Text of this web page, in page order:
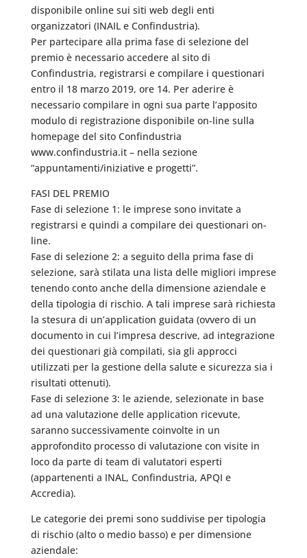
disponibile online sui siti web degli enti
organizzatori (INAIL e Confindustria).
Per partecipare alla prima fase di selezione del
premio è necessario accedere al sito di
Confindustria, registrarsi e compilare i questionari
entro il 18 marzo 2019, ore 14. Per aderire è
necessario compilare in ogni sua parte l’apposito
modulo di registrazione disponibile on-line sulla
homepage del sito Confindustria
www.confindustria.it – nella sezione
“appuntamenti/iniziative e progetti”.
FASI DEL PREMIO
Fase di selezione 1: le imprese sono invitate a
registrarsi e quindi a compilare dei questionari on-
line.
Fase di selezione 2: a seguito della prima fase di
selezione, sarà stilata una lista delle migliori imprese
tenendo conto anche della dimensione aziendale e
della tipologia di rischio. A tali imprese sarà richiesta
la stesura di un’application guidata (ovvero di un
documento in cui l’impresa descrive, ad integrazione
dei questionari già compilati, sia gli approcci
utilizzati per la gestione della salute e sicurezza sia i
risultati ottenuti).
Fase di selezione 3: le aziende, selezionate in base
ad una valutazione delle application ricevute,
saranno successivamente coinvolte in un
approfondito processo di valutazione con visite in
loco da parte di team di valutatori esperti
(appartenenti a INAL, Confindustria, APQI e
Accredia).
Le categorie dei premi sono suddivise per tipologia
di rischio (alto o medio basso) e per dimensione
aziendale: